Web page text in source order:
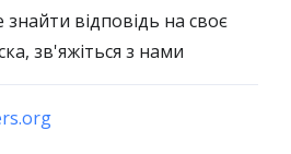
відповідь на своє
зв'яжіться з нами